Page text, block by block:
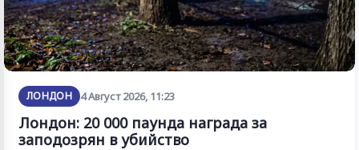
ЛОНДОН 4 Август 2026, 11:23
Лондон: 20 000 паунда награда за
заподозрян в убийство